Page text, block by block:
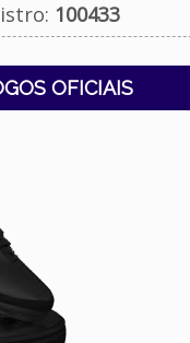
100433
OFICIAIS